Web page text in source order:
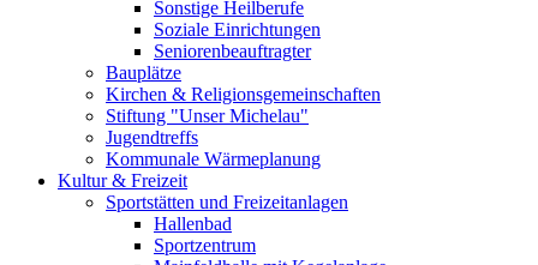
Sonstige Heilberufe
Soziale Einrichtungen
Seniorenbeauftragter
Bauplätze
Kirchen & Religionsgemeinschaften
Stiftung "Unser Michelau"
Jugendtreffs
Kommunale Wärmeplanung
Kultur & Freizeit
Sportstätten und Freizeitanlagen
Hallenbad
Sportzentrum